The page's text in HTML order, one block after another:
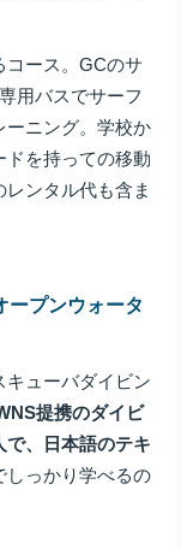
コース。GCのサ
用バスでサーフ
ーニング。学校か
ドを持っての移動
ンタル代も含ま
ープンウォータ
キューバダイビン
提携のダイビ
で、日本語のテキ
っかり学べるの